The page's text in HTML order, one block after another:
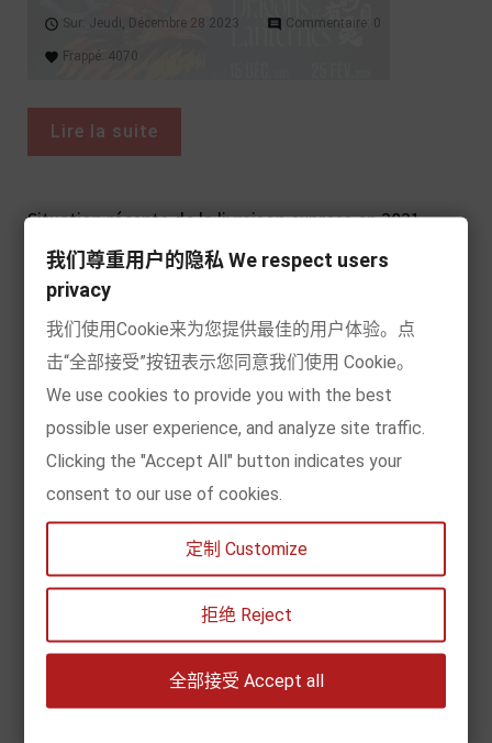
access_time Sur: Jeudi, Décembre 28 2023 comment Commentaire: 0
favorite Frappé: 4070
Lire la suite
Situation récente de la livraison express en 2021
(mise à jour régulièrement)
person Posté par:
access_time Sur:Jeudi,Janvier72021 comment Commentaire:0
favorite Frappé:2593
Instructions de livraison - Coronavirus (COVID-19)
person Posté par: DEERLIB EUROPE list Dans: Information
2020 comment Commentaire:
favorite Frappé:2666
我们尊重用户的隐私 We respect users
privacy
我们使用Cookie来为您提供最佳的用户体验。点
击“全部接受”按钮表示您同意我们使用 Cookie。
We use cookies to provide you with the best
possible user experience, and analyze site traffic.
Clicking the "Accept All" button indicates your
consent to our use of cookies.
定制 Customize
拒绝 Reject
全部接受 Accept all